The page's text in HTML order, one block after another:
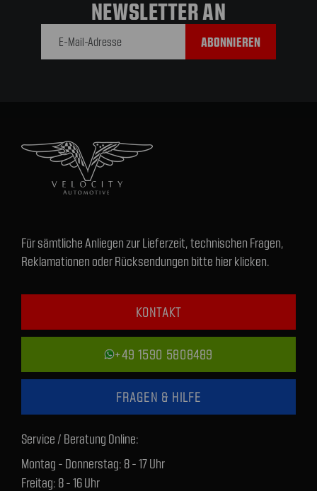
NEWSLETTER AN
Für sämtliche Anliegen zur Lieferzeit, technischen Fragen,
Reklamationen oder Rücksendungen bitte hier klicken.
KONTAKT
+49 1590 5808489
FRAGEN & HILFE
Service / Beratung Online:
Montag - Donnerstag: 8 - 17 Uhr
Freitag: 8 - 16 Uhr